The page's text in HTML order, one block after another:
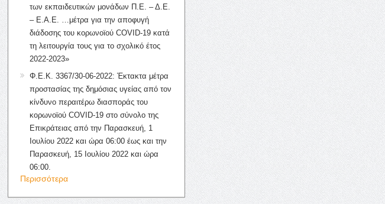
των εκπαιδευτικών μονάδων Π.Ε. – Δ.Ε.
– Ε.Α.Ε. …μέτρα για την αποφυγή
διάδοσης του κορωνοϊού COVID-19 κατά
τη λειτουργία τους για το σχολικό έτος
2022-2023»
Φ.Ε.Κ. 3367/30-06-2022: Έκτακτα μέτρα
προστασίας της δημόσιας υγείας από τον
κίνδυνο περαιτέρω διασποράς του
κορωνοϊού COVID-19 στο σύνολο της
Επικράτειας από την Παρασκευή, 1
Ιουλίου 2022 και ώρα 06:00 έως και την
Παρασκευή, 15 Ιουλίου 2022 και ώρα
06:00.
Περισσότερα